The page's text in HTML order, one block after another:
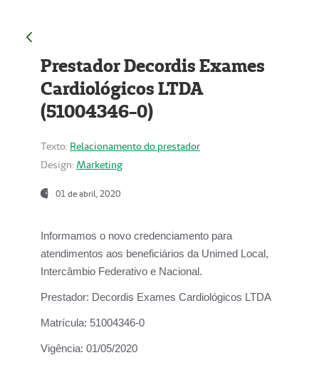
Prestador Decordis Exames
Cardiológicos LTDA
(51004346-0)
Texto: Relacionamento do prestador
Design: Marketing
01 de abril, 2020
Informamos o novo credenciamento para
atendimentos aos beneficiários da Unimed Local,
Intercâmbio Federativo e Nacional.
Prestador: Decordis Exames Cardiológicos LTDA
Matrícula: 51004346-0
Vigência: 01/05/2020